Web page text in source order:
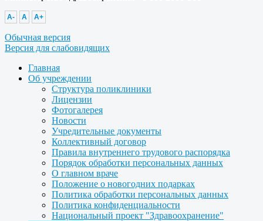
A- A A+
Обычная версия
Версия для слабовидящих
Главная
Об учреждении
Структура поликлиники
Лицензии
Фотогалерея
Новости
Учредительные документы
Коллективный договор
Правила внутреннего трудового распорядка
Порядок обработки персональных данных
О главном враче
Положение о новогодних подарках
Политика обработки персональных данных
Политика конфиденциальности
Национальный проект "Здравоохранение"